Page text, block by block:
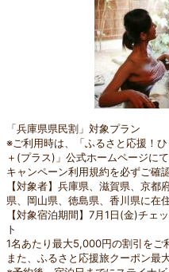
「兵庫県県民割」対象プラン
※ご利用時は、「ふるさと応援！
＋(プラス)」公式ホームページにて
キャンペーン利用規約を必ずご確
【対象者】兵庫県、滋賀県、京
県、岡山県、徳島県、香川県に在
【対象宿泊期間】7月1日(金)チェ
ト
1名あたり最大5,000円の割引をご
また、ふるさと応援旅クーポン最